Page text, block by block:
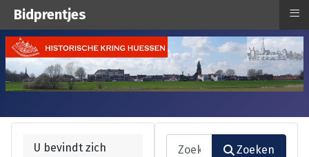
U bevindt zich
Zoeken
Zoeken
Bidprentjes ≡